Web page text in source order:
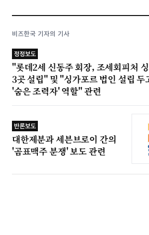
비즈한국 기자의 기사
정정보도
"롯데2세 신동주 회장, 조세회피처
3곳 설립" 및 "싱가포르 법인 설립 두
'숨은 조력자' 역할" 관련
반론보도
대한제분과 세븐브로이 간의
'곰표맥주 분쟁' 보도 관련